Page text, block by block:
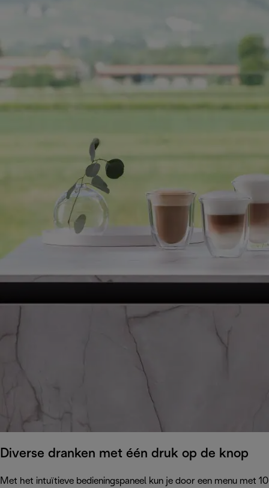
Diverse dranken met één druk op de knop
Met het intuïtieve bedieningspaneel kun je door een menu met